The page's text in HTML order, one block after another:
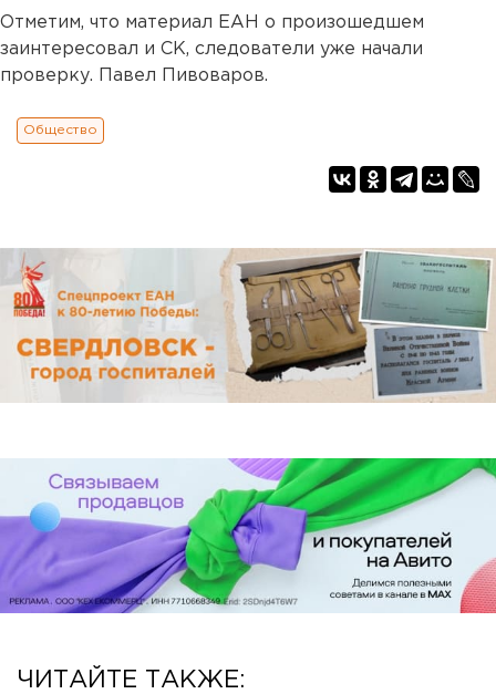
Отметим, что материал ЕАН о произошедшем
заинтересовал и СК, следователи уже начали
проверку. Павел Пивоваров.
Общество
ЧИТАЙТЕ ТАКЖЕ: